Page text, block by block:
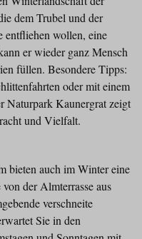
dem Trubel und der
entfliehen wollen, eine
er wieder ganz Mensch
füllen. Besondere Tipps:
oder mit einem
Naturpark Kaunergrat zeigt
und Vielfalt.
bieten auch im Winter eine
der Almterrasse aus
verschneite
Sie in den